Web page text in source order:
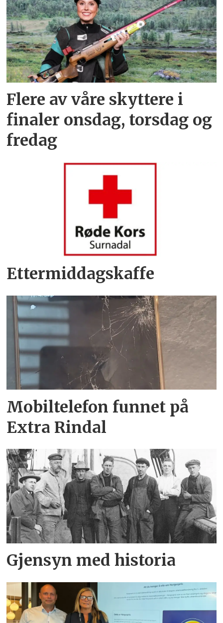
Flere av våre skyttere i
finaler onsdag, torsdag og
fredag
Ettermiddagskaffe
Mobiltelefon funnet på
Extra Rindal
Gjensyn med historia